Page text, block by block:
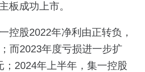
板成功上市。
控股2022年净利由正转负，
而2023年度亏损进一步扩
；2024年上半年，集一控股